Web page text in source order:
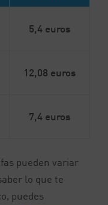
5,4 euros
12,08 euros
7,4 euros
pueden variar
lo que te
puedes